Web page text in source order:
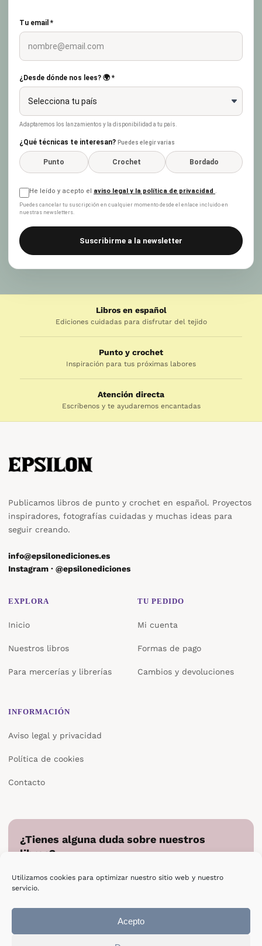
Utilizamos cookies para optimizar nuestro sitio web y nuestro
servicio.
Acepto
Tu email *
¿Desde dónde nos lees? 🌍 *
Adaptaremos los lanzamientos y la disponibilidad a tu país.
¿Qué técnicas te interesan? Puedes elegir varias
Punto Crochet Bordado
He leído y acepto el aviso legal y la política de privacidad .
Puedes cancelar tu suscripción en cualquier momento desde el enlace incluido en
nuestras newsletters.
Suscribirme a la newsletter
Libros en español
Ediciones cuidadas para disfrutar del tejido
Punto y crochet
Inspiración para tus próximas labores
Atención directa
Escríbenos y te ayudaremos encantadas
Publicamos libros de punto y crochet en español. Proyectos
inspiradores, fotografías cuidadas y muchas ideas para
seguir creando.
info@epsilonediciones.es
Instagram · @epsilonediciones
EXPLORA
Inicio
Nuestros libros
Para mercerías y librerías
TU PEDIDO
Mi cuenta
Formas de pago
Cambios y devoluciones
INFORMACIÓN
Aviso legal y privacidad
Política de cookies
Contacto
¿Tienes alguna duda sobre nuestros
libros?
directamente.
Escribir a Epsilon